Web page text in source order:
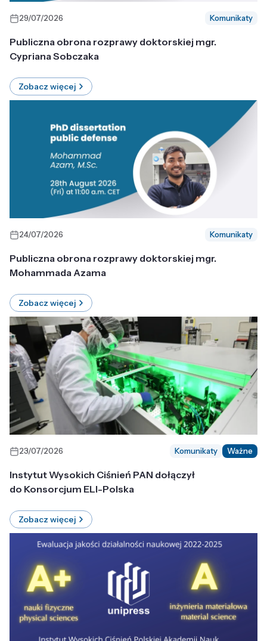
29/07/2026 Komunikaty
Publiczna obrona rozprawy doktorskiej mgr.
Cypriana Sobczaka
Zobacz więcej
24/07/2026 Komunikaty
Publiczna obrona rozprawy doktorskiej mgr.
Mohammada Azama
Zobacz więcej
23/07/2026 Komunikaty Ważne
Instytut Wysokich Ciśnień PAN dołączył
do Konsorcjum ELI-Polska
Zobacz więcej